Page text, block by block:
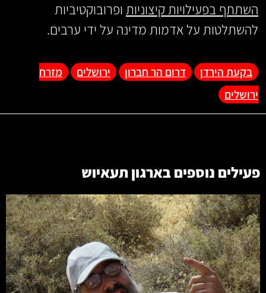
השתתף בפעילויות קיצוניות ופרובוקטיביות
להשתלטות על אדמות מדינה על ידי ערבים.
בקעת הירדן דרום הר חברון ירושלים
מזרח
ירושלים
פעילים נוספים בארגוןתעאיוש